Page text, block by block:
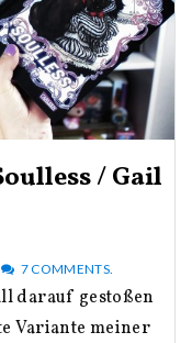
/ Gail
7 COMMENTS.
Variante meiner